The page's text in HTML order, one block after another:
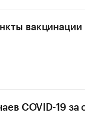
вакцинации
COVID-19 за